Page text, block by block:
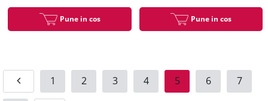
Pune in cos Pune in cos
1 2 3 4 5 6 7